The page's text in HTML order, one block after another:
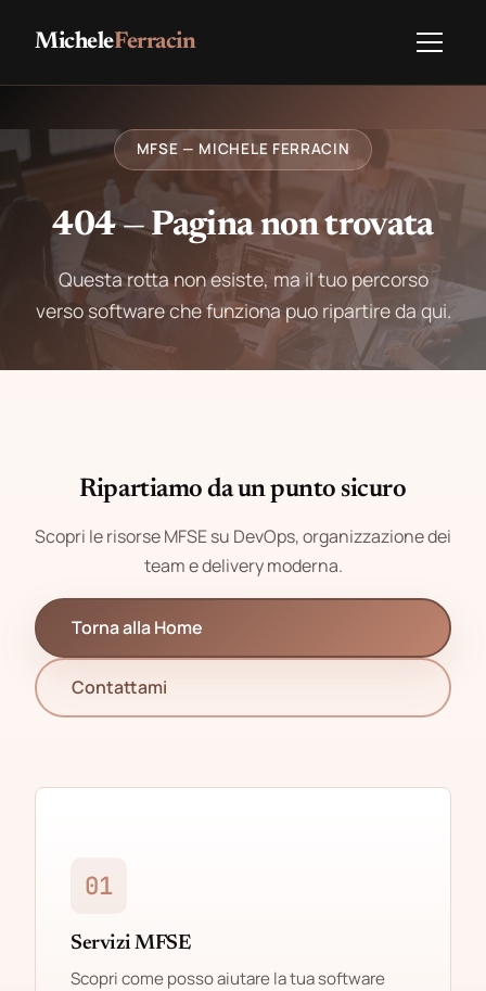
MicheleFerracin
MFSE — MICHELE FERRACIN
404 — Pagina non trovata
Questa rotta non esiste, ma il tuo percorso
verso software che funziona puo ripartire da qui.
Ripartiamo da un punto sicuro
Scopri le risorse MFSE su DevOps, organizzazione dei
team e delivery moderna.
Torna alla Home
Contattami
01
Servizi MFSE
Scopri come posso aiutare la tua software